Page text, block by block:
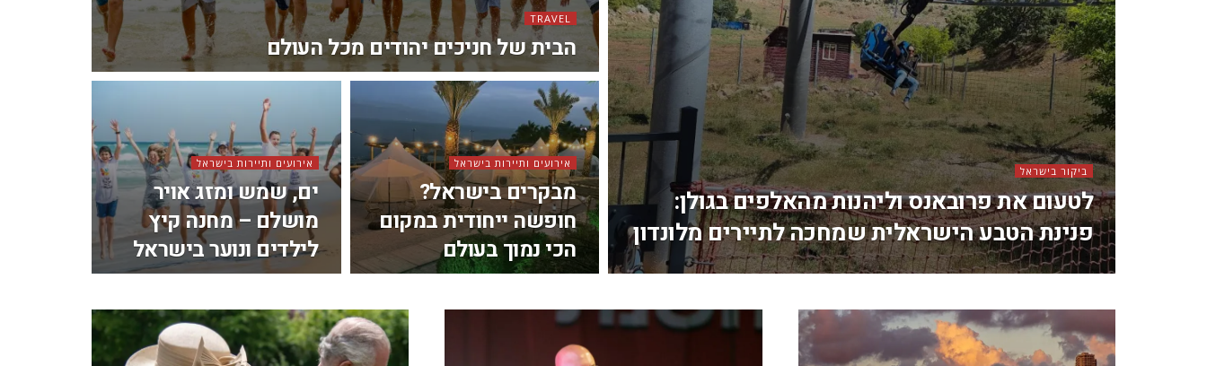
ביקור בישראל
לטעום את פרובאנס וליהנות מהאלפים בגולן:
פנינת הטבע הישראלית שמחכה לתיירים מלונדון
TRAVEL
הבית של חניכים יהודים מכל העולם
אירועים ותיירות בישראל
מבקרים בישראל?
חופשה ייחודית במקום
הכי נמוך בעולם
אירועים ותיירות בישראל
ים, שמש ומזג אויר
מושלם – מחנה קיץ
לילדים ונוער בישראל